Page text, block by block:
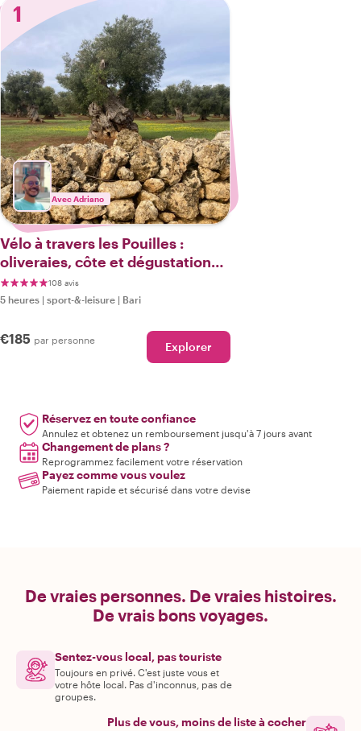
1
Avec Adriano
Vélo à travers les Pouilles :
oliveraies, côte et dégustation
d'huile d'olive
108 avis
5 heures | sport-&-leisure | Bari
€185 par personne Explorer
Réservez en toute confiance
Annulez et obtenez un remboursement jusqu'à 7 jours avant
Changement de plans ?
Reprogrammez facilement votre réservation
Payez comme vous voulez
Paiement rapide et sécurisé dans votre devise
De vraies personnes. De vraies histoires.
De vrais bons voyages.
Sentez-vous local, pas touriste
Toujours en privé. C'est juste vous et
votre hôte local. Pas d'inconnus, pas de
groupes.
Plus de vous, moins de liste à cocher